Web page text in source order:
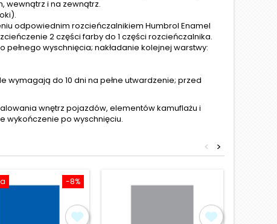
wewnątrz i na zewnątrz.
odpowiednim rozcieńczalnikiem Humbrol Enamel
2 części farby do 1 części rozcieńczalnika.
pełnego wyschnięcia; nakładanie kolejnej warstwy:
do 10 dni na pełne utwardzenie; przed
wnętrz pojazdów, elementów kamuflażu i
wykończenie po wyschnięciu.
>
<
-8%